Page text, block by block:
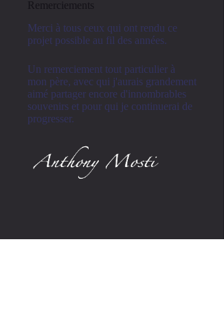
Remerciements
Merci à tous ceux qui ont rendu ce
projet possible au fil des années.
Un remerciement tout particulier à
mon père, avec qui j'aurais grandement
aimé partager encore d'innombrables
souvenirs et pour qui je continuerai de
progresser.